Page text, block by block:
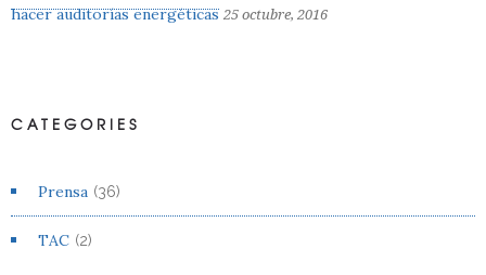
hacer auditorías energéticas 25 octubre, 2016
CATEGORIES
Prensa (36)
TAC (2)